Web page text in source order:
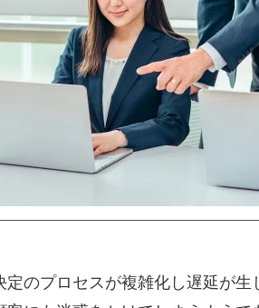
のプロセスが複雑化し遅延が生